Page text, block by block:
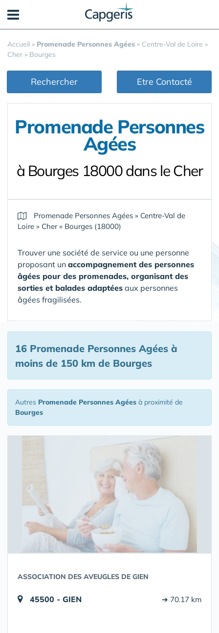
Accueil » Promenade Personnes Agées » Centre-Val de Loire »
Cher » Bourges
Rechercher Etre Contacté
Promenade Personnes
Agées
à Bourges 18000 dans le Cher
Promenade Personnes Agées » Centre-Val de
Loire » Cher» Bourges (18000)
Trouver une société de service ou une personne
proposant un accompagnement des personnes
âgées pour des promenades, organisant des
sorties et balades adaptées aux personnes
âgées fragilisées.
16 Promenade Personnes Agées à
moins de 150 km de Bourges
Autres Promenade Personnes Agées à proximité de
Bourges
ASSOCIATION DES AVEUGLES DE GIEN
45500 - GIEN ➔ 70.17 km